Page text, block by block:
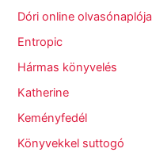
Dóri online olvasónaplója
Entropic
Hármas könyvelés
Katherine
Keményfedél
Könyvekkel suttogó